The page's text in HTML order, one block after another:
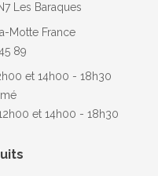
Les Baraques
Motte France
89
et 14h00 - 18h30
et 14h00 - 18h30